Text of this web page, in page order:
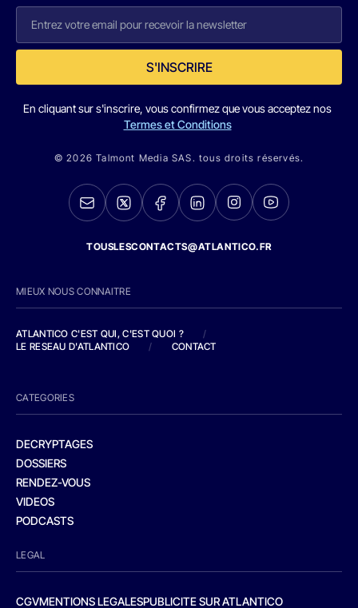
S'INSCRIRE
En cliquant sur s'inscrire, vous confirmez que vous acceptez nos
Termes et Conditions
© 2026 Talmont Media SAS. tous droits réservés.
TOUSLESCONTACTS@ATLANTICO.FR
MIEUX NOUS CONNAITRE
ATLANTICO C'EST QUI, C'EST QUOI ?
/
LE RESEAU D'ATLANTICO
/ CONTACT
CATEGORIES
DECRYPTAGES
DOSSIERS
RENDEZ-VOUS
VIDEOS
PODCASTS
LEGAL
CGVMENTIONS LEGALESPUBLICITE SUR ATLANTICO